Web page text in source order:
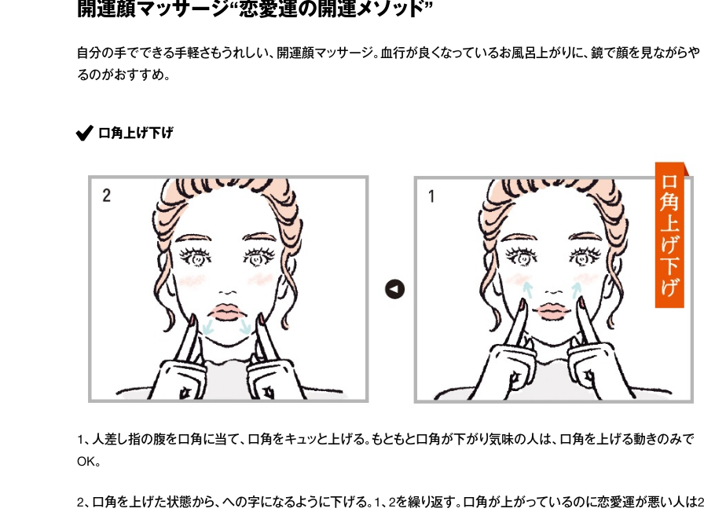
開運顔マッサージ“恋愛運の開運メソッド”
自分の手でできる手軽さもうれしい、開運顔マッサージ。血行が良くなっているお風呂上がりに、鏡で顔を見ながらや
るのがおすすめ。
口角上げ下げ
1、人差し指の腹を口角に当て、口角をキュッと上げる。もともと口角が下がり気味の人は、口角を上げる動きのみで
OK。
2、口角を上げた状態から、への字になるように下げる。1、2を繰り返す。口角が上がっているのに恋愛運が悪い人は2